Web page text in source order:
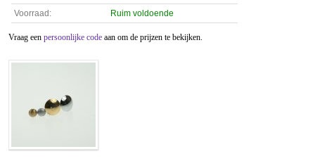
Voorraad:
Ruim voldoende
Vraag een persoonlijke code aan om de prijzen te bekijken.